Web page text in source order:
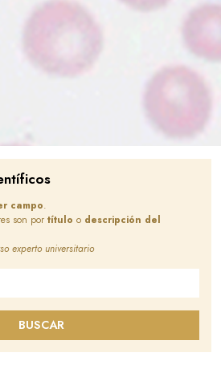
campo.
son por título o descripción del
experto universitario
BUSCAR